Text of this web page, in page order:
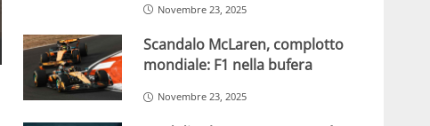
Novembre 23, 2025
Scandalo McLaren, complotto
mondiale: F1 nella bufera
Novembre 23, 2025